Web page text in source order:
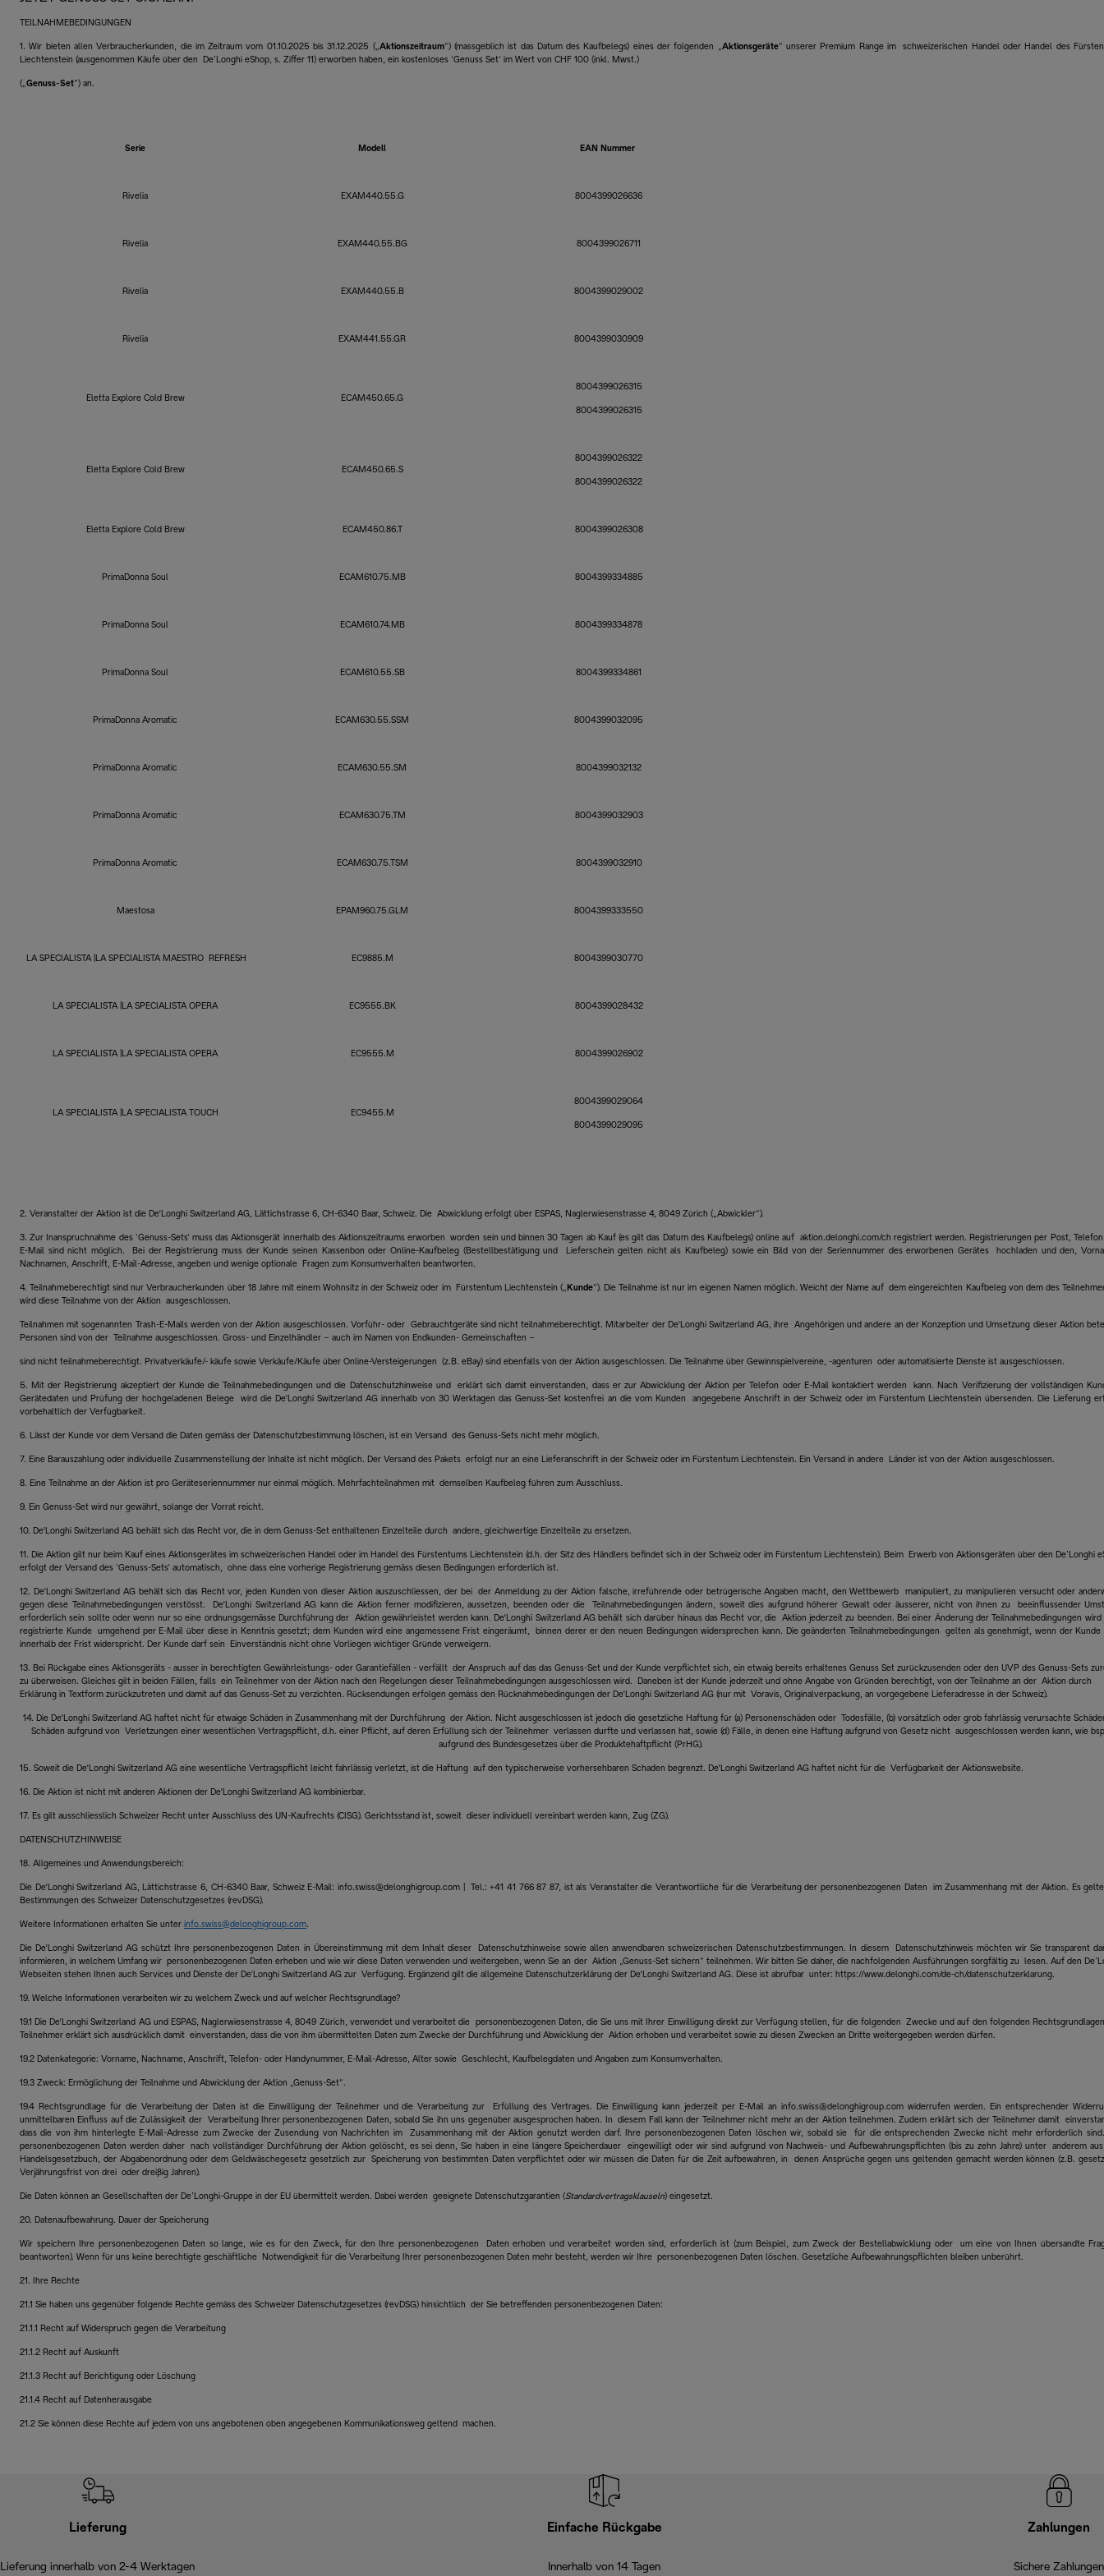
TEILNAHMEBEDINGUNGEN
1. Wir bieten allen Verbraucherkunden, die im Zeitraum vom 01.10.2025 bis 31.12.2025 („ Aktionszeitraum“) (massgeblich ist das Datum des Kaufbelegs) eines der folgenden „ Aktionsgeräte“ unserer Premium Range im schweizerischen Handel oder Handel des
Liechtenstein (ausgenommen Käufe über den De’Longhi eShop, s. Ziffer 11) erworben haben, ein kostenloses ‘Genuss Set‘ im Wert von CHF 100 (inkl. Mwst.)
(„ Genuss-Set“) an.
Serie Modell EAN Nummer
Rivelia EXAM440.55.G 8004399026636
Rivelia EXAM440.55.BG 8004399026711
Rivelia EXAM440.55.B 8004399029002
Rivelia EXAM441.55.GR 8004399030909
Eletta Explore Cold Brew ECAM450.65.G
8004399026315
8004399026315
Eletta Explore Cold Brew ECAM450.65.S
8004399026322
8004399026322
Eletta Explore Cold Brew ECAM450.86.T 8004399026308
PrimaDonna Soul ECAM610.75.MB 8004399334885
PrimaDonna Soul ECAM610.74.MB 8004399334878
PrimaDonna Soul ECAM610.55.SB 8004399334861
PrimaDonna Aromatic ECAM630.55.SSM 8004399032095
PrimaDonna Aromatic ECAM630.55.SM 8004399032132
PrimaDonna Aromatic ECAM630.75.TM 8004399032903
PrimaDonna Aromatic ECAM630.75.TSM 8004399032910
Maestosa EPAM960.75.GLM 8004399333550
LA SPECIALISTA |LA SPECIALISTA MAESTRO REFRESH EC9885.M 8004399030770
LA SPECIALISTA |LA SPECIALISTA OPERA EC9555.BK 8004399028432
LA SPECIALISTA |LA SPECIALISTA OPERA EC9555.M 8004399026902
LA SPECIALISTA |LA SPECIALISTA TOUCH EC9455.M
8004399029064
8004399029095
2. Veranstalter der Aktion ist die De'Longhi Switzerland AG, Lättichstrasse 6, CH-6340 Baar, Schweiz. Die Abwicklung erfolgt über ESPAS, Naglerwiesenstrasse 4, 8049 Zürich („Abwickler“).
3. Zur Inanspruchnahme des ‘Genuss-Sets‘ muss das Aktionsgerät innerhalb des Aktionszeitraums erworben worden sein und binnen 30 Tagen ab Kauf (es gilt das Datum des Kaufbelegs) online auf aktion.delonghi.com/ch registriert werden. Registrierungen per Post,
E-Mail sind nicht möglich. Bei der Registrierung muss der Kunde seinen Kassenbon oder Online-Kaufbeleg (Bestellbestätigung und Lieferschein gelten nicht als Kaufbeleg) sowie ein Bild von der Seriennummer des erworbenen Gerätes hochladen und den,
Nachnamen, Anschrift, E-Mail-Adresse, angeben und wenige optionale Fragen zum Konsumverhalten beantworten.
4. Teilnahmeberechtigt sind nur Verbraucherkunden über 18 Jahre mit einem Wohnsitz in der Schweiz oder im Fürstentum Liechtenstein („ Kunde“). Die Teilnahme ist nur im eigenen Namen möglich. Weicht der Name auf dem eingereichten Kaufbeleg von dem des
wird diese Teilnahme von der Aktion ausgeschlossen.
Teilnahmen mit sogenannten Trash-E-Mails werden von der Aktion ausgeschlossen. Vorführ- oder Gebrauchtgeräte sind nicht teilnahmeberechtigt. Mitarbeiter der De'Longhi Switzerland AG, ihre Angehörigen und andere an der Konzeption und Umsetzung dieser Aktion
Personen sind von der Teilnahme ausgeschlossen. Gross- und Einzelhändler – auch im Namen von Endkunden- Gemeinschaften –
sind nicht teilnahmeberechtigt. Privatverkäufe/- käufe sowie Verkäufe/Käufe über Online-Versteigerungen (z.B. eBay) sind ebenfalls von der Aktion ausgeschlossen. Die Teilnahme über Gewinnspielvereine, -agenturen oder automatisierte Dienste ist ausgeschlossen.
5. Mit der Registrierung akzeptiert der Kunde die Teilnahmebedingungen und die Datenschutzhinweise und erklärt sich damit einverstanden, dass er zur Abwicklung der Aktion per Telefon oder E-Mail kontaktiert werden kann. Nach Verifizierung der vollständigen
Gerätedaten und Prüfung der hochgeladenen Belege wird die De'Longhi Switzerland AG innerhalb von 30 Werktagen das Genuss-Set kostenfrei an die vom Kunden angegebene Anschrift in der Schweiz oder im Fürstentum Liechtenstein übersenden. Die Lieferung
vorbehaltlich der Verfügbarkeit.
6. Lässt der Kunde vor dem Versand die Daten gemäss der Datenschutzbestimmung löschen, ist ein Versand des Genuss-Sets nicht mehr möglich.
7. Eine Barauszahlung oder individuelle Zusammenstellung der Inhalte ist nicht möglich. Der Versand des Pakets erfolgt nur an eine Lieferanschrift in der Schweiz oder im Fürstentum Liechtenstein. Ein Versand in andere Länder ist von der Aktion ausgeschlossen.
8. Eine Teilnahme an der Aktion ist pro Geräteseriennummer nur einmal möglich. Mehrfachteilnahmen mit demselben Kaufbeleg führen zum Ausschluss.
9. Ein Genuss-Set wird nur gewährt, solange der Vorrat reicht.
10. De'Longhi Switzerland AG behält sich das Recht vor, die in dem Genuss-Set enthaltenen Einzelteile durch andere, gleichwertige Einzelteile zu ersetzen.
11. Die Aktion gilt nur beim Kauf eines Aktionsgerätes im schweizerischen Handel oder im Handel des Fürstentums Liechtenstein (d.h. der Sitz des Händlers befindet sich in der Schweiz oder im Fürstentum Liechtenstein). Beim Erwerb von Aktionsgeräten über den De’Longhi
erfolgt der Versand des ‘Genuss-Sets‘ automatisch, ohne dass eine vorherige Registrierung gemäss diesen Bedingungen erforderlich ist.
12. De'Longhi Switzerland AG behält sich das Recht vor, jeden Kunden von dieser Aktion auszuschliessen, der bei der Anmeldung zu der Aktion falsche, irreführende oder betrügerische Angaben macht, den Wettbewerb manipuliert, zu manipulieren versucht oder
gegen diese Teilnahmebedingungen verstösst. De'Longhi Switzerland AG kann die Aktion ferner modifizieren, aussetzen, beenden oder die Teilnahmebedingungen ändern, soweit dies aufgrund höherer Gewalt oder äusserer, nicht von ihnen zu beeinflussender
erforderlich sein sollte oder wenn nur so eine ordnungsgemässe Durchführung der Aktion gewährleistet werden kann. De'Longhi Switzerland AG behält sich darüber hinaus das Recht vor, die Aktion jederzeit zu beenden. Bei einer Änderung der Teilnahmebedingungen wird
registrierte Kunde umgehend per E-Mail über diese in Kenntnis gesetzt; dem Kunden wird eine angemessene Frist eingeräumt, binnen derer er den neuen Bedingungen widersprechen kann. Die geänderten Teilnahmebedingungen gelten als genehmigt, wenn der Kunde
innerhalb der Frist widerspricht. Der Kunde darf sein Einverständnis nicht ohne Vorliegen wichtiger Gründe verweigern.
13. Bei Rückgabe eines Aktionsgeräts - ausser in berechtigten Gewährleistungs- oder Garantiefällen - verfällt der Anspruch auf das das Genuss-Set und der Kunde verpflichtet sich, ein etwaig bereits erhaltenes Genuss Set zurückzusenden oder den UVP des Genuss-Sets
zu überweisen. Gleiches gilt in beiden Fällen, falls ein Teilnehmer von der Aktion nach den Regelungen dieser Teilnahmebedingungen ausgeschlossen wird. Daneben ist der Kunde jederzeit und ohne Angabe von Gründen berechtigt, von der Teilnahme an der Aktion durch
Erklärung in Textform zurückzutreten und damit auf das Genuss-Set zu verzichten. Rücksendungen erfolgen gemäss den Rücknahmebedingungen der De'Longhi Switzerland AG (nur mit Voravis, Originalverpackung, an vorgegebene Lieferadresse in der Schweiz).
14. Die De'Longhi Switzerland AG haftet nicht für etwaige Schäden in Zusammenhang mit der Durchführung der Aktion. Nicht ausgeschlossen ist jedoch die gesetzliche Haftung für (a) Personenschäden oder Todesfälle, (b) vorsätzlich oder grob fahrlässig verursachte
Schäden aufgrund von Verletzungen einer wesentlichen Vertragspflicht, d.h. einer Pflicht, auf deren Erfüllung sich der Teilnehmer verlassen durfte und verlassen hat, sowie (d) Fälle, in denen eine Haftung aufgrund von Gesetz nicht ausgeschlossen werden kann, wie
aufgrund des Bundesgesetzes über die Produktehaftpflicht (PrHG).
15. Soweit die De'Longhi Switzerland AG eine wesentliche Vertragspflicht leicht fahrlässig verletzt, ist die Haftung auf den typischerweise vorhersehbaren Schaden begrenzt. De'Longhi Switzerland AG haftet nicht für die Verfügbarkeit der Aktionswebsite.
16. Die Aktion ist nicht mit anderen Aktionen der De'Longhi Switzerland AG kombinierbar.
17. Es gilt ausschliesslich Schweizer Recht unter Ausschluss des UN-Kaufrechts (CISG). Gerichtsstand ist, soweit dieser individuell vereinbart werden kann, Zug (ZG).
DATENSCHUTZHINWEISE
18. Allgemeines und Anwendungsbereich:
Die De'Longhi Switzerland AG, Lättichstrasse 6, CH-6340 Baar, Schweiz E-Mail: info.swiss@delonghigroup.com | Tel.: +41 41 766 87 87, ist als Veranstalter die Verantwortliche für die Verarbeitung der personenbezogenen Daten im Zusammenhang mit der Aktion. Es
Bestimmungen des Schweizer Datenschutzgesetzes (revDSG).
Weitere Informationen erhalten Sie unter info.swiss@delonghigroup.com.
Die De'Longhi Switzerland AG schützt Ihre personenbezogenen Daten in Übereinstimmung mit dem Inhalt dieser Datenschutzhinweise sowie allen anwendbaren schweizerischen Datenschutzbestimmungen. In diesem Datenschutzhinweis möchten wir Sie transparent
informieren, in welchem Umfang wir personenbezogenen Daten erheben und wie wir diese Daten verwenden und weitergeben, wenn Sie an der Aktion „Genuss-Set sichern“ teilnehmen. Wir bitten Sie daher, die nachfolgenden Ausführungen sorgfältig zu lesen. Auf den
Webseiten stehen Ihnen auch Services und Dienste der De'Longhi Switzerland AG zur Verfügung. Ergänzend gilt die allgemeine Datenschutzerklärung der De'Longhi Switzerland AG. Diese ist abrufbar unter: https://www.delonghi.com/de-ch/datenschutzerklarung.
19. Welche Informationen verarbeiten wir zu welchem Zweck und auf welcher Rechtsgrundlage?
19.1 Die De'Longhi Switzerland AG und ESPAS, Naglerwiesenstrasse 4, 8049 Zürich, verwendet und verarbeitet die personenbezogenen Daten, die Sie uns mit Ihrer Einwilligung direkt zur Verfügung stellen, für die folgenden Zwecke und auf den folgenden
Teilnehmer erklärt sich ausdrücklich damit einverstanden, dass die von ihm übermittelten Daten zum Zwecke der Durchführung und Abwicklung der Aktion erhoben und verarbeitet sowie zu diesen Zwecken an Dritte weitergegeben werden dürfen.
19.2 Datenkategorie: Vorname, Nachname, Anschrift, Telefon- oder Handynummer, E-Mail-Adresse, Alter sowie Geschlecht, Kaufbelegdaten und Angaben zum Konsumverhalten.
19.3 Zweck: Ermöglichung der Teilnahme und Abwicklung der Aktion „Genuss-Set“.
19.4 Rechtsgrundlage für die Verarbeitung der Daten ist die Einwilligung der Teilnehmer und die Verarbeitung zur Erfüllung des Vertrages. Die Einwilligung kann jederzeit per E-Mail an info.swiss@delonghigroup.com widerrufen werden. Ein entsprechender
unmittelbaren Einfluss auf die Zulässigkeit der Verarbeitung Ihrer personenbezogenen Daten, sobald Sie ihn uns gegenüber ausgesprochen haben. In diesem Fall kann der Teilnehmer nicht mehr an der Aktion teilnehmen. Zudem erklärt sich der Teilnehmer damit
dass die von ihm hinterlegte E-Mail-Adresse zum Zwecke der Zusendung von Nachrichten im Zusammenhang mit der Aktion genutzt werden darf. Ihre personenbezogenen Daten löschen wir, sobald sie für die entsprechenden Zwecke nicht mehr erforderlich
personenbezogenen Daten werden daher nach vollständiger Durchführung der Aktion gelöscht, es sei denn, Sie haben in eine längere Speicherdauer eingewilligt oder wir sind aufgrund von Nachweis- und Aufbewahrungspflichten (bis zu zehn Jahre) unter anderem
Handelsgesetzbuch, der Abgabenordnung oder dem Geldwäschegesetz gesetzlich zur Speicherung von bestimmten Daten verpflichtet oder wir müssen die Daten für die Zeit aufbewahren, in denen Ansprüche gegen uns geltenden gemacht werden können (z.B.
Verjährungsfrist von drei oder dreißig Jahren).
Die Daten können an Gesellschaften der De’Longhi-Gruppe in der EU übermittelt werden. Dabei werden geeignete Datenschutzgarantien ( Standardvertragsklauseln) eingesetzt.
20. Datenaufbewahrung. Dauer der Speicherung
Wir speichern Ihre personenbezogenen Daten so lange, wie es für den Zweck, für den Ihre personenbezogenen Daten erhoben und verarbeitet worden sind, erforderlich ist (zum Beispiel, zum Zweck der Bestellabwicklung oder um eine von Ihnen übersandte
beantworten). Wenn für uns keine berechtigte geschäftliche Notwendigkeit für die Verarbeitung Ihrer personenbezogenen Daten mehr besteht, werden wir Ihre personenbezogenen Daten löschen. Gesetzliche Aufbewahrungspflichten bleiben unberührt.
21. Ihre Rechte
21.1 Sie haben uns gegenüber folgende Rechte gemäss des Schweizer Datenschutzgesetzes (revDSG) hinsichtlich der Sie betreffenden personenbezogenen Daten:
21.1.1 Recht auf Widerspruch gegen die Verarbeitung
21.1.2 Recht auf Auskunft
21.1.3 Recht auf Berichtigung oder Löschung
21.1.4 Recht auf Datenherausgabe
21.2 Sie können diese Rechte auf jedem von uns angebotenen oben angegebenen Kommunikationsweg geltend machen.
Lieferung
Lieferung innerhalb von 2-4 Werktagen
Einfache Rückgabe
Innerhalb von 14 Tagen
Zahlungen
Sichere Zahlungen